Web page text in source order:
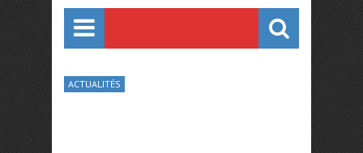
ACTUALITÉS